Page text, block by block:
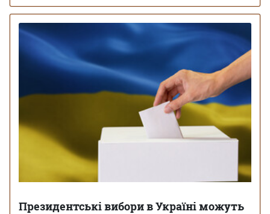
Президентські вибори в Україні можуть